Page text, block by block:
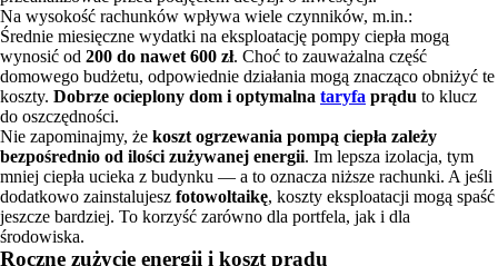
Na wysokość rachunków wpływa wiele czynników, m.in.:
Średnie miesięczne wydatki na eksploatację pompy ciepła mogą
wynosić od 200 do nawet 600 zł. Choć to zauważalna część
domowego budżetu, odpowiednie działania mogą znacząco obniżyć te
koszty. Dobrze ocieplony dom i optymalna taryfa prądu to klucz
do oszczędności.
Nie zapominajmy, że koszt ogrzewania pompą ciepła zależy
bezpośrednio od ilości zużywanej energii. Im lepsza izolacja, tym
mniej ciepła ucieka z budynku — a to oznacza niższe rachunki. A jeśli
dodatkowo zainstalujesz fotowoltaikę, koszty eksploatacji mogą spaść
jeszcze bardziej. To korzyść zarówno dla portfela, jak i dla
środowiska.
Roczne zużycie energii i koszt prądu